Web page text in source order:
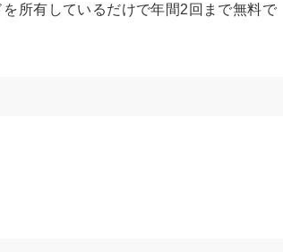
所有しているだけで年間2回まで無料で